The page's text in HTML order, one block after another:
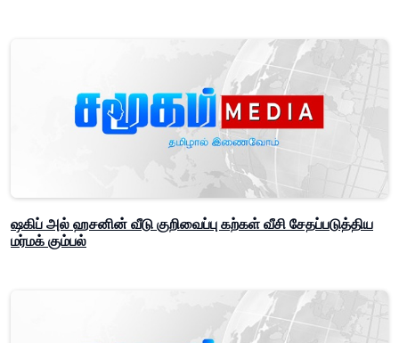
ஷகிப் அல் ஹசனின் வீடு குறிவைப்பு கற்கள் வீசி சேதப்படுத்திய
மர்மக் கும்பல்